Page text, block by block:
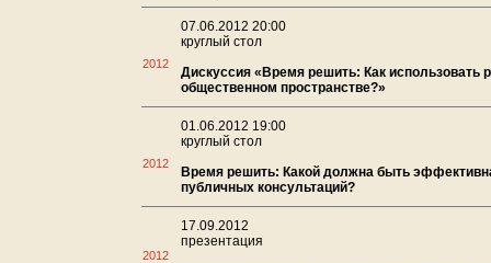
2012
07.06.2012 20:00
круглый стол
Дискуссия «Время решить: Как использовать
общественном пространстве?»
2012
01.06.2012 19:00
круглый стол
Время решить: Какой должна быть
публичных консультаций?
2012
17.09.2012
презентация